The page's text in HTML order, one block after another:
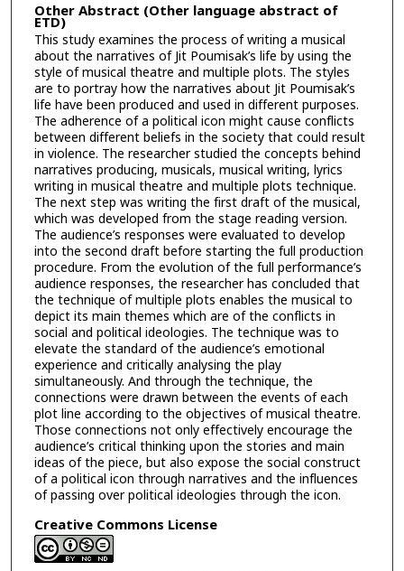
Other Abstract (Other language abstract of
ETD)
This study examines the process of writing a musical
about the narratives of Jit Poumisak’s life by using the
style of musical theatre and multiple plots. The styles
are to portray how the narratives about Jit Poumisak’s
life have been produced and used in different purposes.
The adherence of a political icon might cause conflicts
between different beliefs in the society that could result
in violence. The researcher studied the concepts behind
narratives producing, musicals, musical writing, lyrics
writing in musical theatre and multiple plots technique.
The next step was writing the first draft of the musical,
which was developed from the stage reading version.
The audience’s responses were evaluated to develop
into the second draft before starting the full production
procedure. From the evolution of the full performance’s
audience responses, the researcher has concluded that
the technique of multiple plots enables the musical to
depict its main themes which are of the conflicts in
social and political ideologies. The technique was to
elevate the standard of the audience’s emotional
experience and critically analysing the play
simultaneously. And through the technique, the
connections were drawn between the events of each
plot line according to the objectives of musical theatre.
Those connections not only effectively encourage the
audience’s critical thinking upon the stories and main
ideas of the piece, but also expose the social construct
of a political icon through narratives and the influences
of passing over political ideologies through the icon.
Creative Commons License